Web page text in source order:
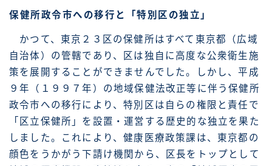
保健所政令市への移行と「特別区の独立」
かつて、東京２３区の保健所はすべて東京都（広域
自治体）の管轄であり、区は独自に高度な公衆衛生施
策を展開することができませんでした。しかし、平成
９年（１９９７年）の地域保健法改正等に伴う保健所
政令市への移行により、特別区は自らの権限と責任で
「区立保健所」を設置・運営する歴史的な独立を果た
しました。これにより、健康医療政策課は、東京都の
顔色をうかがう下請け機関から、区長をトップとして